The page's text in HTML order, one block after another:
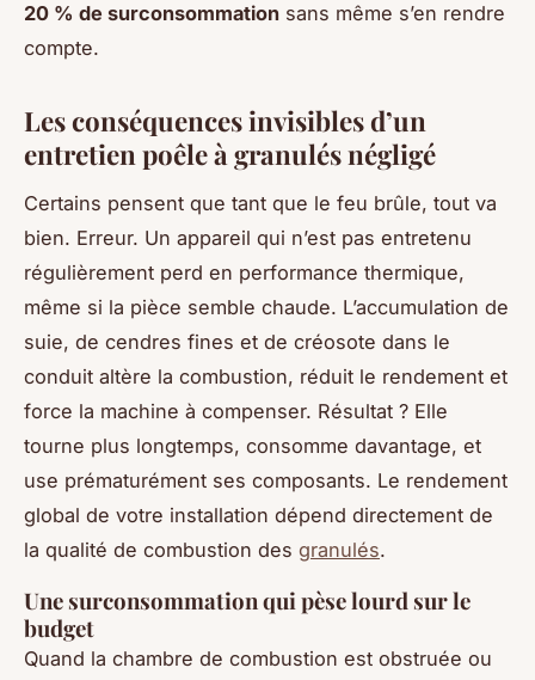
20 % de surconsommation sans même s’en rendre
compte.
Les conséquences invisibles d’un
entretien poêle à granulés négligé
Certains pensent que tant que le feu brûle, tout va
bien. Erreur. Un appareil qui n’est pas entretenu
régulièrement perd en performance thermique,
même si la pièce semble chaude. L’accumulation de
suie, de cendres fines et de créosote dans le
conduit altère la combustion, réduit le rendement et
force la machine à compenser. Résultat ? Elle
tourne plus longtemps, consomme davantage, et
use prématurément ses composants. Le rendement
global de votre installation dépend directement de
la qualité de combustion des granulés.
Une surconsommation qui pèse lourd sur le
budget
Quand la chambre de combustion est obstruée ou